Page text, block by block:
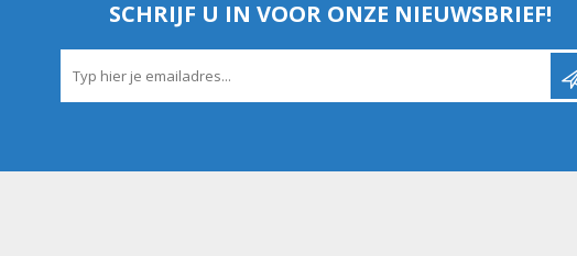
SCHRIJF U IN VOOR ONZE NIEUWSBRIEF!